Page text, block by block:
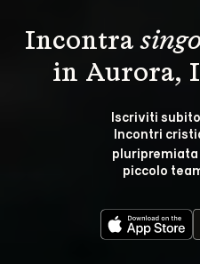
Incontra
in Aurora,
Iscriviti
Incontri
piccolo